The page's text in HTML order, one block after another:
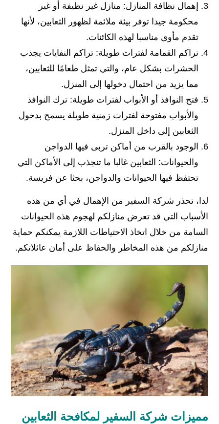
إهمال نظافة المنازل: منازل غير نظيفة أو غير
محكومة جيدا توفر بيئة ملائمة لظهور الثعابين، لأنها
تقدم مأوى مناسبا لهذه الكائنات.
تراكم القمامة لفترات طويلة: تراكم النفايات يجذب
الحشرات بشكل عام، والتي تمثل طعامًا للثعابين،
مما يزيد من احتمال دخولها إلى المنزل.
فتح النوافذ أو الأبواب لفترات طويلة: ترك النوافذ
والأبواب مفتوحة لفترات زمنية طويلة يسمح بدخول
الثعابين إلى داخل المنزل.
الوجود بالقرب من أماكن تربى فيها الدواجن
والحيوانات: الثعابين غالبا ما تنجذب إلى الأماكن التي
تحتفظ فيها الحيوانات والدواجن، بحثا عن فريسة.
لذا، تحذر شركة السفير من الإهمال في أي من هذه
الأسباب التي قد تعرض منازلكم لهجوم هذه الحيوانات
السامة من خلال اتخاذ الاحتياطات اللازمة يمكنكم حماية
منازلكم من هذه المخاطر والحفاظ على أمان عائلاتكم.
مميزات شركة السفير لمكافحة الثعابين